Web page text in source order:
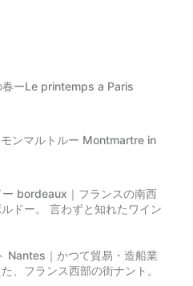
春ーLe printemps a Paris
モンマルトルー Montmartre in
ー bordeaux｜フランスの南西
ドー。 言わずと知れたワイン
Nantes｜かつて貿易・造船業
、フランス西部の街ナント。